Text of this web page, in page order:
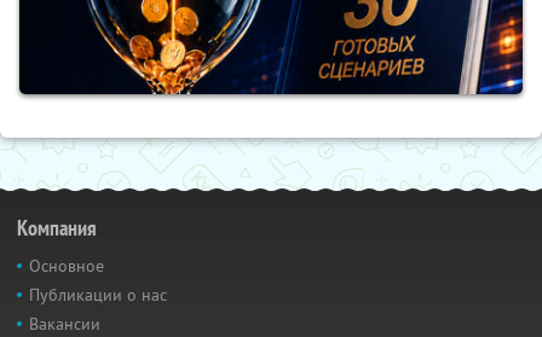
Компания
Основное
Публикации о нас
Вакансии